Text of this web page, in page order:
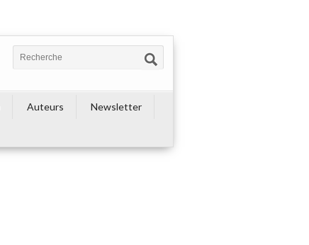
Auteurs
Newsletter